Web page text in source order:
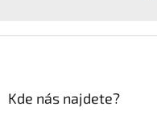
Kde nás najdete?